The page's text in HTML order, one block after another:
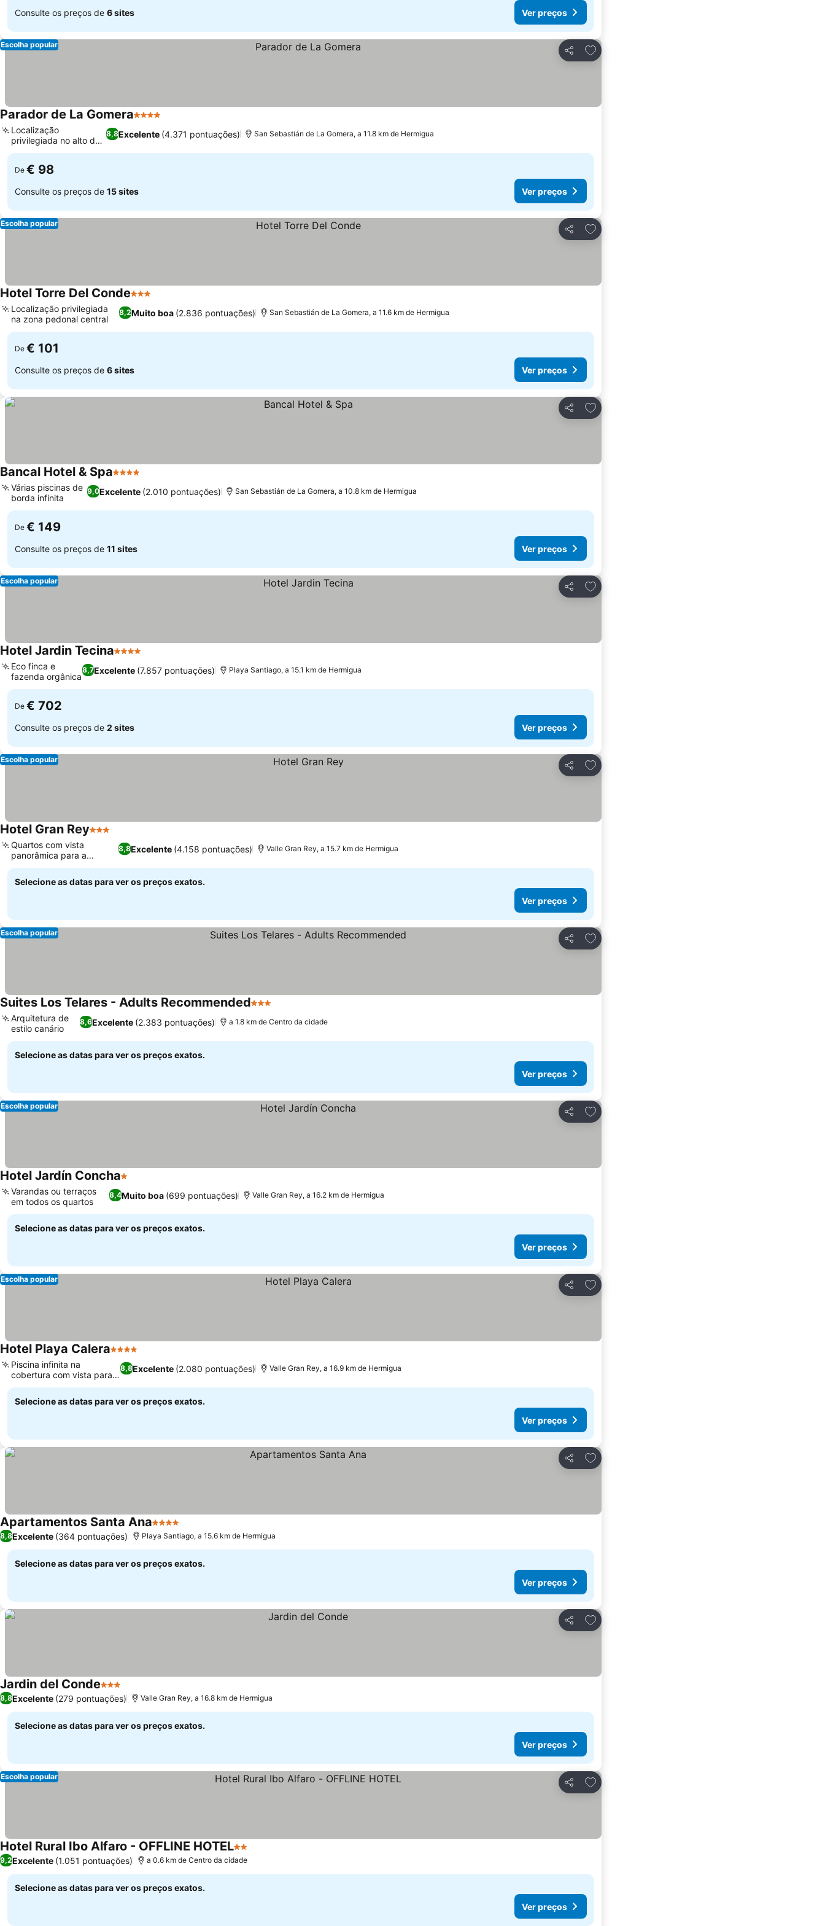
Consulte os preços de 6 sites Ver preços
Partilhar
Adicionar aos favoritos
Escolha popular
Parador de La Gomera4 Estrelas
8,8Excelente (4.371 pontuações)
Localização
privilegiada no alto da
colina
San Sebastián de La Gomera, a 11.8 km de Hermigua
De € 98
Consulte os preços de 15 sites Ver preços
Partilhar
Adicionar aos favoritos
Escolha popular
Hotel Torre Del Conde3 Estrelas
8,2Muito boa (2.836 pontuações)
Localização privilegiada
na zona pedonal central
San Sebastián de La Gomera, a 11.6 km de Hermigua
De € 101
Consulte os preços de 6 sites Ver preços
Partilhar
Adicionar aos favoritos
Bancal Hotel & Spa4 Estrelas
9,0Excelente (2.010 pontuações)
Várias piscinas de
borda infinita
San Sebastián de La Gomera, a 10.8 km de Hermigua
De € 149
Consulte os preços de 11 sites Ver preços
Partilhar
Adicionar aos favoritos
Escolha popular
Hotel Jardin Tecina4 Estrelas
8,7Excelente (7.857 pontuações)
Eco finca e
fazenda orgânica
Playa Santiago, a 15.1 km de Hermigua
De € 702
Consulte os preços de 2 sites Ver preços
Partilhar
Adicionar aos favoritos
Escolha popular
Hotel Gran Rey3 Estrelas
8,8Excelente (4.158 pontuações)
Quartos com vista
panorâmica para a
montanha
Valle Gran Rey, a 15.7 km de Hermigua
Selecione as datas para ver os preços exatos.
Ver preços
Partilhar
Adicionar aos favoritos
Escolha popular
Suites Los Telares - Adults Recommended3 Estrelas
8,6Excelente (2.383 pontuações)
Arquitetura de
estilo canário
a 1.8 km de Centro da cidade
Selecione as datas para ver os preços exatos.
Ver preços
Partilhar
Adicionar aos favoritos
Escolha popular
Hotel Jardín Concha1 Estrelas
8,4Muito boa (699 pontuações)
Varandas ou terraços
em todos os quartos
Valle Gran Rey, a 16.2 km de Hermigua
Selecione as datas para ver os preços exatos.
Ver preços
Partilhar
Adicionar aos favoritos
Escolha popular
Hotel Playa Calera4 Estrelas
8,8Excelente (2.080 pontuações)
Piscina infinita na
cobertura com vista para o
mar
Valle Gran Rey, a 16.9 km de Hermigua
Selecione as datas para ver os preços exatos.
Ver preços
Partilhar
Adicionar aos favoritos
Apartamentos Santa Ana4 Estrelas
8,8Excelente (364 pontuações) Playa Santiago, a 15.6 km de Hermigua
Selecione as datas para ver os preços exatos.
Ver preços
Partilhar
Adicionar aos favoritos
Jardin del Conde3 EstrelasVer preços
8,8Excelente (279 pontuações) Valle Gran Rey, a 16.8 km de Hermigua
Selecione as datas para ver os preços exatos.
Ver preços
Partilhar
Adicionar aos favoritos
Escolha popular
Hotel Rural Ibo Alfaro - OFFLINE HOTEL2 Estrelas
9,2Excelente (1.051 pontuações) a 0.6 km de Centro da cidade
Selecione as datas para ver os preços exatos.
Ver preços